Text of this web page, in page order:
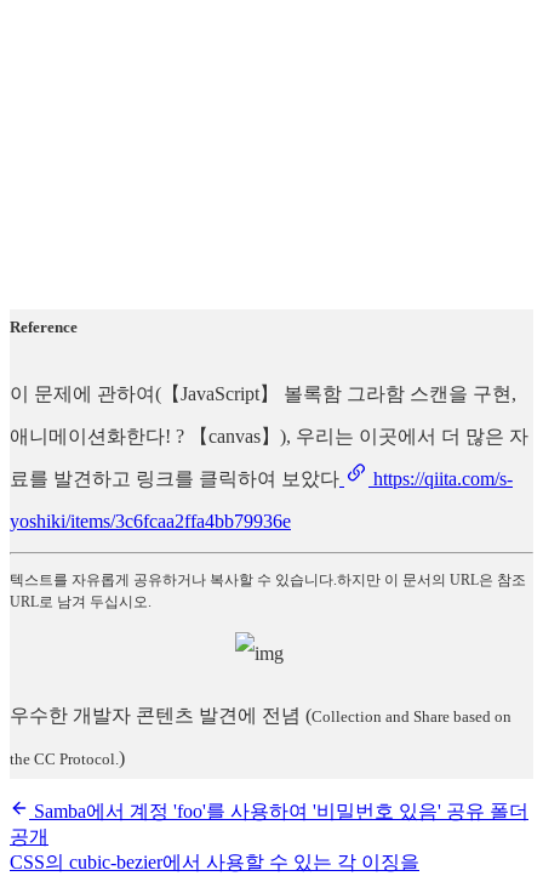
Reference
이 문제에 관하여(【JavaScript】 볼록함 그라함 스캔을 구현,
애니메이션화한다! ? 【canvas】), 우리는 이곳에서 더 많은 자
료를 발견하고 링크를 클릭하여 보았다 https://qiita.com/s-
yoshiki/items/3c6fcaa2ffa4bb79936e
텍스트를 자유롭게 공유하거나 복사할 수 있습니다.하지만 이 문서의 URL은 참조
URL로 남겨 두십시오.
우수한 개발자 콘텐츠 발견에 전념 (Collection and Share based on
the CC Protocol. )
Samba에서 계정 'foo'를 사용하여 '비밀번호 있음' 공유 폴더
공개
CSS의 cubic-bezier에서 사용할 수 있는 각 이징을